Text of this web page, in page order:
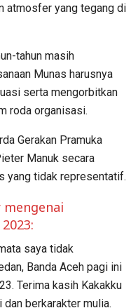
atmosfer yang tegang di
tahun masih
Munas harusnya
serta mengorbitkan
roda organisasi.
Gerakan Pramuka
Manuk secara
yang tidak representatif.
saya tidak
Banda Aceh pagi ini
Terima kasih Kakakku
dan berkarakter mulia.